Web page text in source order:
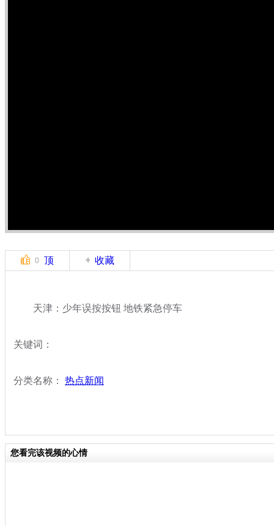
0 顶 收藏
天津：少年误按按钮 地铁紧急停车
关键词：
分类名称： 热点新闻
您看完该视频的心情